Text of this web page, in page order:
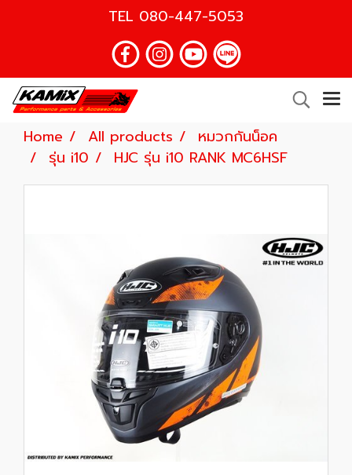
TEL 080-447-5053
Home All products
หมวกกันน็อค
รุ่น i10
HJC รุ่น i10 RANK MC6HSF